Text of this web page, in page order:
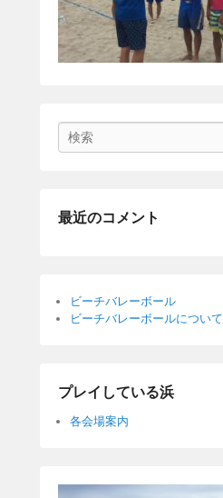
Search
最近のコメント
ビーチバレーボール
ビーチバレーボールについて
プレイしている浜
各会場案内